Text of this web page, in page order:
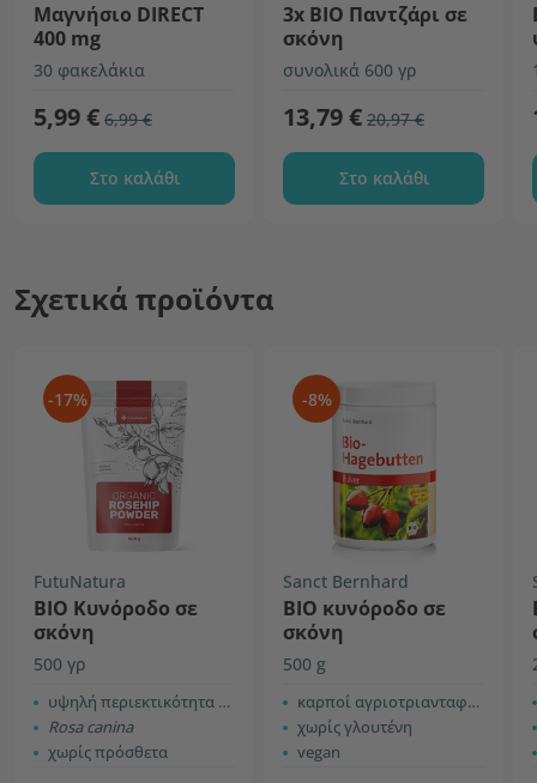
Μαγνήσιο DIRECT
400 mg
30 φακελάκια
5,99 € 6,99 €
Στο καλάθι
3x ΒΙΟ Παντζάρι σε
σκόνη
συνολικά 600 γρ
13,79 € 20,97 €
Στο καλάθι
Σχετικά προϊόντα
-17%
FutuNatura
BIO Κυνόροδο σε
σκόνη
500 γρ
υψηλή περιεκτικότητα σε φυτικές ίνες
Rosa canina
χωρίς πρόσθετα
-8%
Sanct Bernhard
ΒΙΟ κυνόροδο σε
σκόνη
500 g
καρποί αγριοτριανταφυλλιάς
χωρίς γλουτένη
vegan